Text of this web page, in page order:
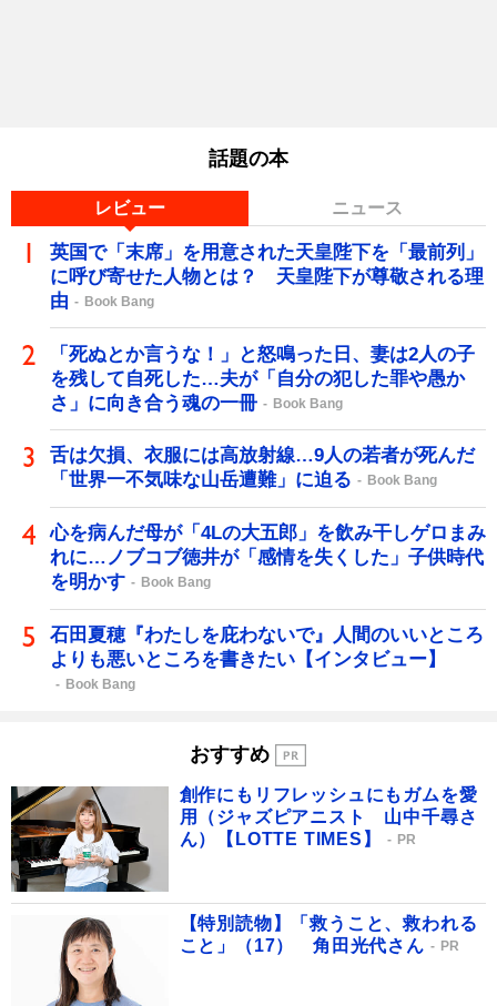
話題の本
レビュー ニュース
英国で「末席」を用意された天皇陛下を「最前列」
に呼び寄せた人物とは？ 天皇陛下が尊敬される理
由
Book Bang
「死ぬとか言うな！」と怒鳴った日、妻は2人の子
を残して自死した…夫が「自分の犯した罪や愚か
さ」に向き合う魂の一冊
Book Bang
舌は欠損、衣服には高放射線…9人の若者が死んだ
「世界一不気味な山岳遭難」に迫る
Book Bang
心を病んだ母が「4Lの大五郎」を飲み干しゲロまみ
れに…ノブコブ徳井が「感情を失くした」子供時代
を明かす
Book Bang
石田夏穂『わたしを庇わないで』人間のいいところ
よりも悪いところを書きたい【インタビュー】
Book Bang
おすすめ
創作にもリフレッシュにもガムを愛
用（ジャズピアニスト 山中千尋さ
ん）【LOTTE TIMES】
PR
【特別読物】「救うこと、救われる
こと」（17） 角田光代さん
PR